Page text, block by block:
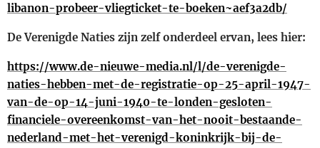
libanon-probeer-vliegticket-te-boeken~aef3a2db/
De Verenigde Naties zijn zelf onderdeel ervan, lees hier:
https://www.de-nieuwe-media.nl/l/de-verenigde-
naties-hebben-met-de-registratie-op-25-april-1947-
van-de-op-14-juni-1940-te-londen-gesloten-
financiele-overeenkomst-van-het-nooit-bestaande-
nederland-met-het-verenigd-koninkrijk-bij-de-